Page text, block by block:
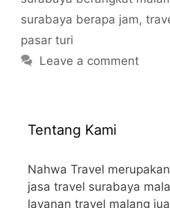
surabaya berapa jam,
pasar turi
Leave a comment
Tentang Kami
Nahwa Travel
jasa travel surabaya
layanan travel malang